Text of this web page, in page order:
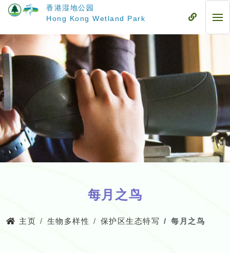
要
内
容
香港湿地公园
Hong Kong Wetland Park
流
流
动
每月之鸟
主页 生物多样性 保护区生态特写 每月之鸟